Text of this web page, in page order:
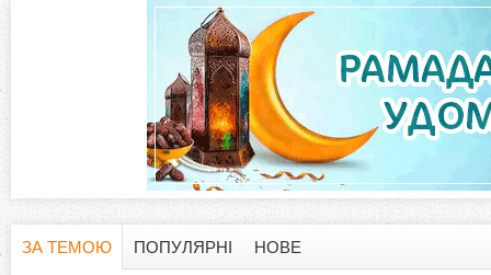
ЗА ТЕМОЮ
ПОПУЛЯРНІ НОВЕ